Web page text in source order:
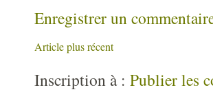
Enregistrer un
Article plus récent
Inscription à : Publier les